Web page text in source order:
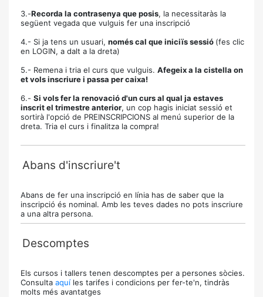
3.-Recorda la contrasenya que posis, la necessitaràs la
següent vegada que vulguis fer una inscripció
4.- Si ja tens un usuari, només cal que iniciïs sessió (fes clic
en LOGIN, a dalt a la dreta)
5.- Remena i tria el curs que vulguis. Afegeix a la cistella on
et vols inscriure i passa per caixa!
6.- Si vols fer la renovació d'un curs al qual ja estaves
inscrit el trimestre anterior, un cop hagis iniciat sessió et
sortirà l'opció de PREINSCRIPCIONS al menú superior de la
dreta. Tria el curs i finalitza la compra!
Abans d'inscriure't
Abans de fer una inscripció en línia has de saber que la
inscripció és nominal. Amb les teves dades no pots inscriure
a una altra persona.
Descomptes
Els cursos i tallers tenen descomptes per a persones sòcies.
Consulta aquí les tarifes i condicions per fer-te'n, tindràs
molts més avantatges